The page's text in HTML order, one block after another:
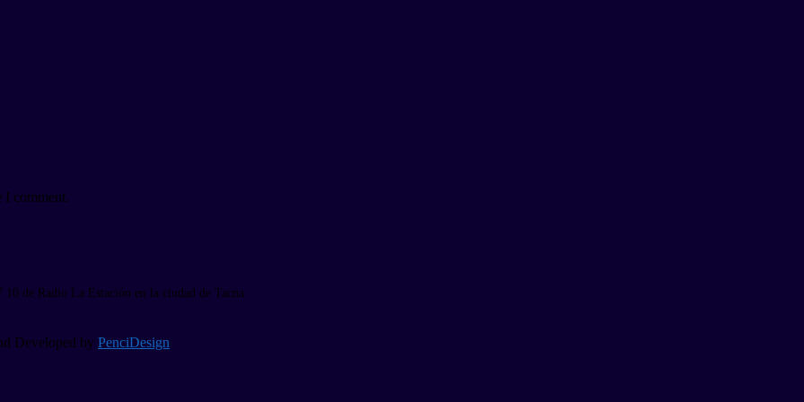
I comment.
de Radio La Estación en la ciudad de Tacna.
Developed by PenciDesign